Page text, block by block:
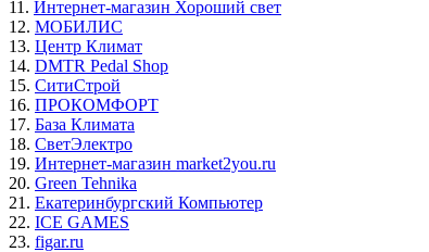
11. Интернет-магазин Хороший свет
12. МОБИЛИС
13. Центр Климат
14. DMTR Pedal Shop
15. СитиСтрой
16. ПРОКОМФОРТ
17. База Климата
18. СветЭлектро
19. Интернет-магазин market2you.ru
20. Green Tehnika
21. Екатеринбургский Компьютер
22. ICE GAMES
23. figar.ru